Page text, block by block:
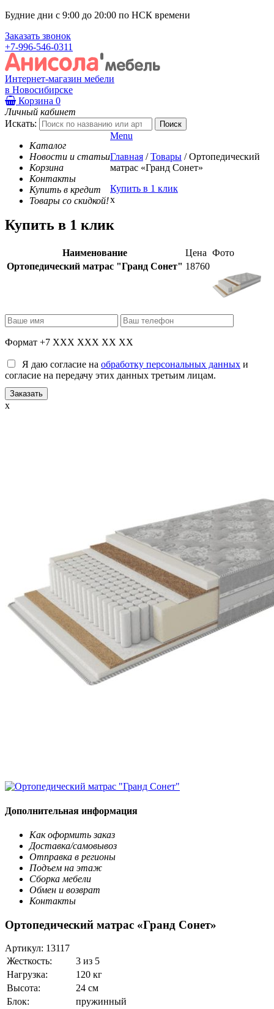
Будние дни с 9:00 до 20:00 по НСК времени
Заказать звонок
+7-996-546-0311
Интернет-магазин мебели
в Новосибирске
Корзина 0
Личный кабинет
Искать:
Каталог
Новости и статьи
Корзина
Контакты
Купить в кредит
Товары со скидкой!
Menu
Главная / Товары / Ортопедический
матрас «Гранд Сонет»
Купить в 1 клик
x
Купить в 1 клик
Наименование Цена Фото
Ортопедический матрас "Гранд Сонет" 18760
Формат +7 XXX XXX XX XX
Я даю согласие на обработку персональных данных и
согласие на передачу этих данных третьим лицам.
x
Дополнительная информация
Как оформить заказ
Доставка/самовывоз
Отправка в регионы
Подъем на этаж
Сборка мебели
Обмен и возврат
Контакты
Ортопедический матрас «Гранд Сонет»
Артикул: 13117
Жесткость:
3 из 5
Нагрузка:
120 кг
Высота:
24 см
Блок:
пружинный